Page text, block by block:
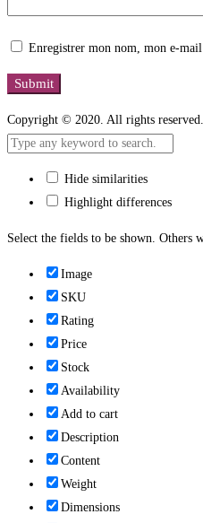
Enregistrer mon nom, mon e-
Copyright © 2020. All rights reserved.
Hide similarities
Highlight differences
Select the fields to be shown. Others
Image
SKU
Rating
Price
Stock
Availability
Add to cart
Description
Content
Weight
Dimensions